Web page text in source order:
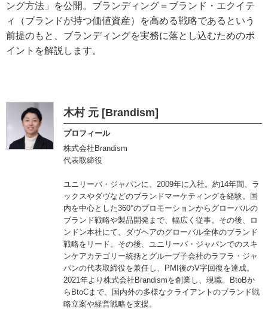
ング方法」を公開。ブランディング＝ブランド・エクイテ
ィ（ブランドが持つ価値資産）を高める戦略であるという
前提のもと、ブランディングを実務に落とし込むためのポ
イントを解説します。
木村 元 [Brandism]
プロフィール
株式会社Brandism
代表取締役
ユニリーバ・ジャパンに、2009年に入社。約14年間、ラ
ックスやダヴなどのブランドマーケティングを経験。国
内を中心とした360°のプロモーションからグローバルの
ブランド戦略や製品開発まで、幅広く従事。その後、ロ
ンドン本社にて、ダヴヘアのグローバル全体のブランド
戦略をリード。その後、ユニリーバ・ジャパンでのスキ
ンケアカテゴリー統括とグループ子会社のラフラ・ジャ
パンの代表取締役を兼任し、PMI後のV字回復を達成。
2021年より株式会社Brandismを創業し、現職。BtoBか
らBtoCまで、国内外の多様なクライアントのブランド戦
略立案や経営戦略を支援。